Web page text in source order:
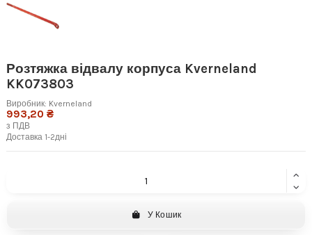
Розтяжка відвалу корпуса Kverneland
KK073803
Виробник: Kverneland
993,20 ₴
з ПДВ
Доставка 1-2дні
У Кошик